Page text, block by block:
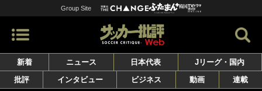
Group Site
新着 ニュース 日本代表
Jリーグ・国内
批評
インタビュー ビジネス 動画 連載